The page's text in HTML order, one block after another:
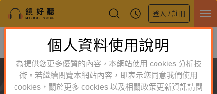
登入 / 註冊
鏡好聽全新APP上線
體驗全面升級，即刻下載
個人資料使用說明
為提供您更多優質的內容，本網站使用 cookies 分析技
術。若繼續閱覽本網站內容，即表示您同意我們使用
cookies，關於更多 cookies 以及相關政策更新資訊請閱